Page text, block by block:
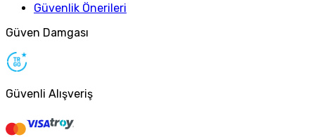
Güvenlik Önerileri
Güven Damgası
Güvenli Alışveriş